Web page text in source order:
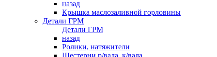
назад
Крышка маслозаливной горловины
Детали ГРМ
Детали ГРМ
назад
Ролики, натяжители
Шестерни р/вала, к/вала